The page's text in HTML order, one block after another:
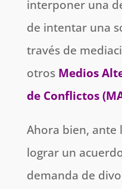
interponer una
de intentar una
través de
otros Medios
de Conflictos
Ahora bien, ante
lograr un
demanda de